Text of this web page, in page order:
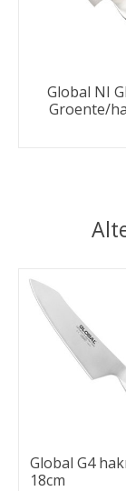
Global NI
Groente/
Items van
Global G4
18cm